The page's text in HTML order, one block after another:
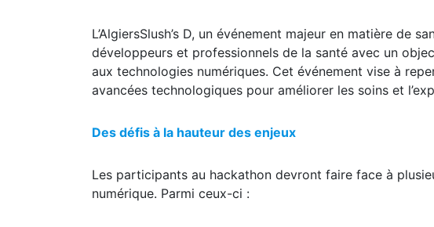
L’AlgiersSlush’s D, un événement majeur en matière de
développeurs et professionnels de la santé avec un
aux technologies numériques. Cet événement vise à
avancées technologiques pour améliorer les soins et
Des défis à la hauteur des enjeux
Les participants au hackathon devront faire face à
numérique. Parmi ceux-ci :